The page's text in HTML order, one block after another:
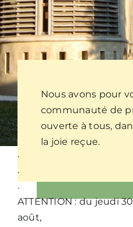
Nous écrire
Nous avons pour
communauté de
ouverte à tous,
la joie reçue.
.
.
.
ATTENTION : du jeudi
août,